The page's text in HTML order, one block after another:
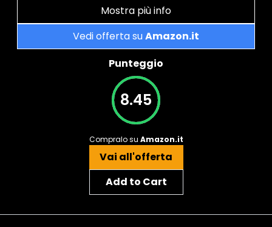
Mostra più info
Vedi offerta suAmazon.it
Punteggio
8.45
Compralo su Amazon.it
Vai all'offerta
Add to Cart